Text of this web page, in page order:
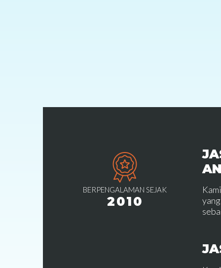
BERPENGALAMAN SEJAK
2010